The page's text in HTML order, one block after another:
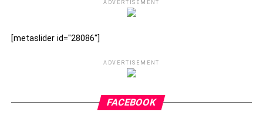
ADVERTISEMENT
[metaslider id="28086"]
ADVERTISEMENT
FACEBOOK